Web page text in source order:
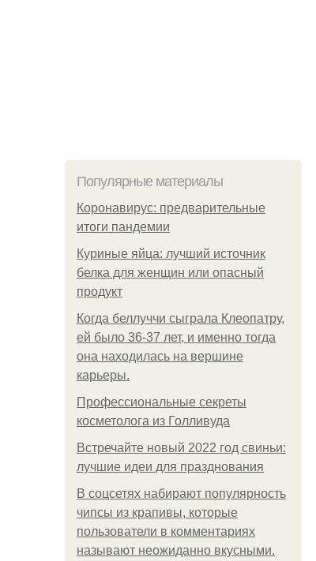
Популярные материалы
Коронавирус: предварительные
итоги пандемии
Куриные яйца: лучший источник
белка для женщин или опасный
продукт
Когда беллуччи сыграла Клеопатру,
ей было 36-37 лет, и именно тогда
она находилась на вершине
карьеры.
Профессиональные секреты
косметолога из Голливуда
Встречайте новый 2022 год свиньи:
лучшие идеи для празднования
В соцсетях набирают популярность
чипсы из крапивы, которые
пользователи в комментариях
называют неожиданно вкусными.